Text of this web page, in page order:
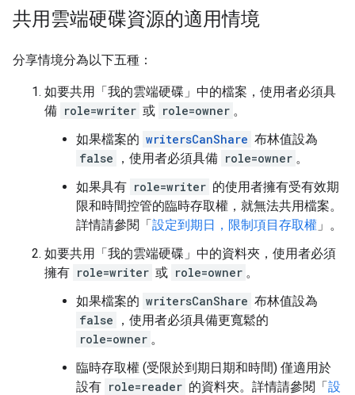
共用雲端硬碟資源的適用情境
分享情境分為以下五種：
如要共用「我的雲端硬碟」中的檔案，使用者必須具
備 role=writer 或 role=owner 。
如果檔案的 writersCanShare 布林值設為
false
，使用者必須具備 role=owner 。
如果具有 role=writer 的使用者擁有受有效期
限和時間控管的臨時存取權，就無法共用檔案。
詳情請參閱「設定到期日，限制項目存取權 」。
如要共用「我的雲端硬碟」中的資料夾，使用者必須
擁有 role=writer 或 role=owner 。
如果檔案的 writersCanShare 布林值設為
false
，使用者必須具備更寬鬆的
role=owner 。
臨時存取權 (受限於到期日期和時間) 僅適用於
設有 role=reader 的資料夾。詳情請參閱「設